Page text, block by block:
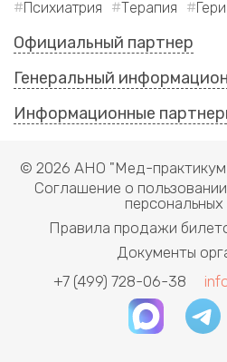
Психиатрия
Терапия
Официальный партнер
Генеральный
Информационные
© 2026 АНО "Мед-
Соглашение о
Правила продажи
Документы
+7 (499) 728-06-38